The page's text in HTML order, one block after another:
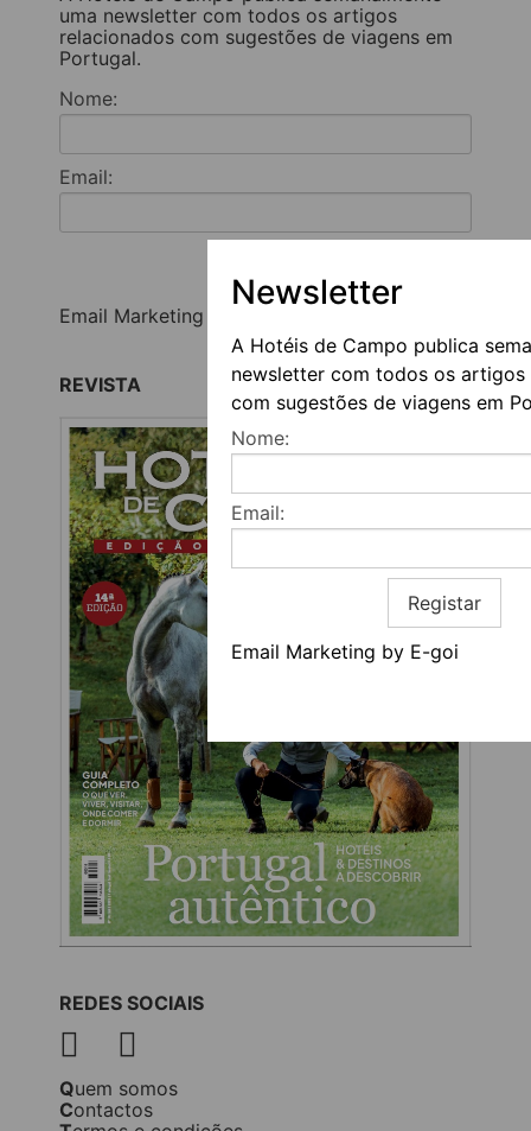
Newsletter
A Hotéis de Campo publica
newsletter com todos os artigos
com sugestões de viagens em
Nome:
Email:
Registar
Email Marketing by E-goi
uma newsletter com todos os artigos
relacionados com sugestões de viagens em
Portugal.
Nome:
Email:
Email Marketing by E-goi
REVISTA
REDES SOCIAIS
Quem somos
Contactos